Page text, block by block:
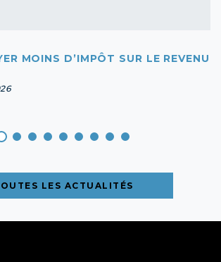
MOINS D’IMPÔT SUR LE REVENU
LES ACTUALITÉS